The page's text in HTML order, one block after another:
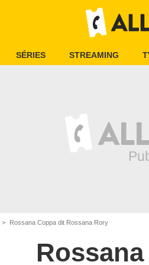
SÉRIES STREAMING
Rossana Coppa dit Rossana Rory